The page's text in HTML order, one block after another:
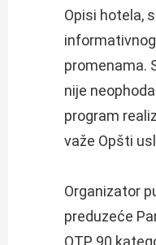
Opisi hotela,
promenama.
nije
program
važe Opšti
Organizator
preduzeće